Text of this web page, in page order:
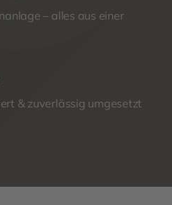
– alles aus einer
& zuverlässig umgesetzt